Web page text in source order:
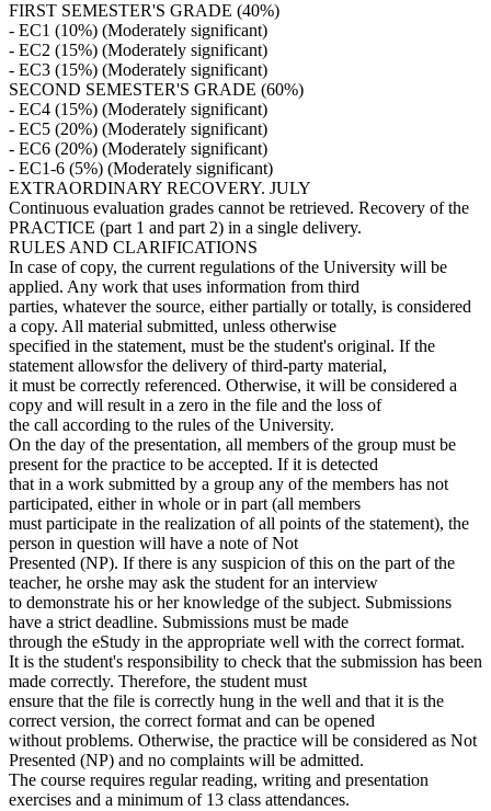
FIRST SEMESTER'S GRADE (40%)
- EC1 (10%) (Moderately significant)
- EC2 (15%) (Moderately significant)
- EC3 (15%) (Moderately significant)
SECOND SEMESTER'S GRADE (60%)
- EC4 (15%) (Moderately significant)
- EC5 (20%) (Moderately significant)
- EC6 (20%) (Moderately significant)
- EC1-6 (5%) (Moderately significant)
EXTRAORDINARY RECOVERY. JULY
Continuous evaluation grades cannot be retrieved. Recovery of the
PRACTICE (part 1 and part 2) in a single delivery.
RULES AND CLARIFICATIONS
In case of copy, the current regulations of the University will be
applied. Any work that uses information from third
parties, whatever the source, either partially or totally, is considered
a copy. All material submitted, unless otherwise
specified in the statement, must be the student's original. If the
statement allowsfor the delivery of third-party material,
it must be correctly referenced. Otherwise, it will be considered a
copy and will result in a zero in the file and the loss of
the call according to the rules of the University.
On the day of the presentation, all members of the group must be
present for the practice to be accepted. If it is detected
that in a work submitted by a group any of the members has not
participated, either in whole or in part (all members
must participate in the realization of all points of the statement), the
person in question will have a note of Not
Presented (NP). If there is any suspicion of this on the part of the
teacher, he orshe may ask the student for an interview
to demonstrate his or her knowledge of the subject. Submissions
have a strict deadline. Submissions must be made
through the eStudy in the appropriate well with the correct format.
It is the student's responsibility to check that the submission has been
made correctly. Therefore, the student must
ensure that the file is correctly hung in the well and that it is the
correct version, the correct format and can be opened
without problems. Otherwise, the practice will be considered as Not
Presented (NP) and no complaints will be admitted.
The course requires regular reading, writing and presentation
exercises and a minimum of 13 class attendances.